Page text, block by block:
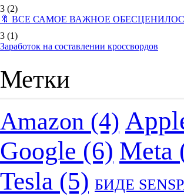
3 (2)
🔖 ВСЕ САМОЕ ВАЖНОЕ
3 (1)
Заработок на составлении кроссвордов
Метки
Amazon (4)
Google (6) Meta
Tesla (5) БИДЕ